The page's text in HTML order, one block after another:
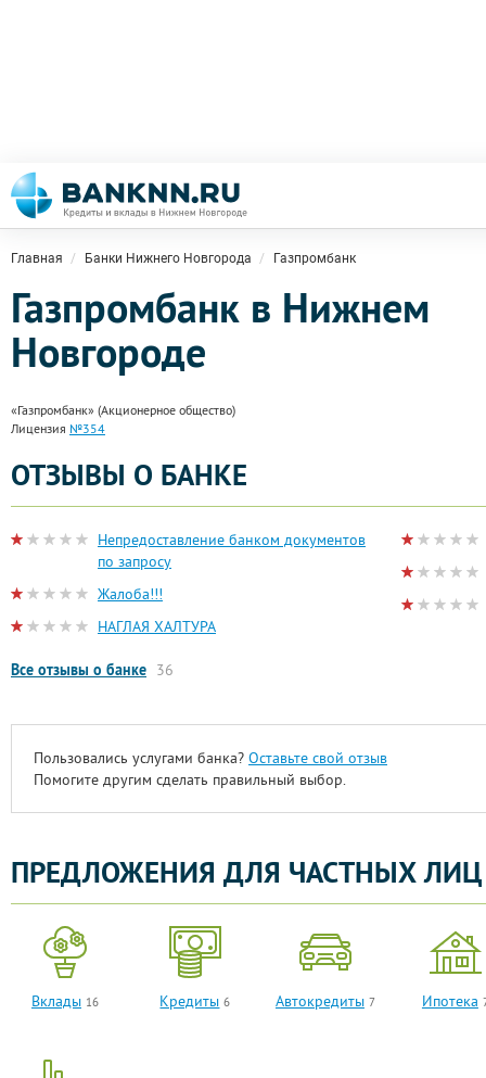
Главная Банки Нижнего Новгорода Газпромбанк
Газпромбанк в Нижнем
Новгороде
«Газпромбанк» (Акционерное общество)
Лицензия №354
ОТЗЫВЫ О БАНКЕ
Непредоставление банком документов
по запросу
Жалоба!!!
НАГЛАЯ ХАЛТУРА
Все отзывы о банке 36
Пользовались услугами банка? Оставьте свой отзыв
Помогите другим сделать правильный выбор.
ПРЕДЛОЖЕНИЯ ДЛЯ ЧАСТНЫХ ЛИЦ
Вклады 16 Кредиты 6 Автокредиты 7 Ипотека